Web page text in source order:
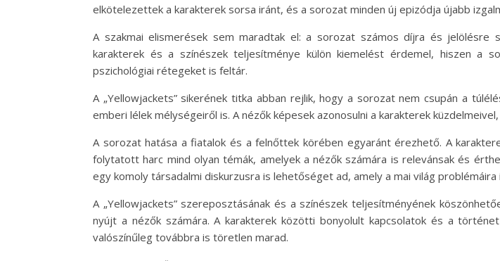
elkötelezettek a karakterek sorsa iránt, és a sorozat minden új epizódja újabb
A szakmai elismerések sem maradtak el: a sorozat számos díjra és jelölésre
karakterek és a színészek teljesítménye külön kiemelést érdemel, hiszen a
pszichológiai rétegeket is feltár.
A „Yellowjackets” sikerének titka abban rejlik, hogy a sorozat nem csupán a
emberi lélek mélységeiről is. A nézők képesek azonosulni a karakterek
A sorozat hatása a fiatalok és a felnőttek körében egyaránt érezhető. A
folytatott harc mind olyan témák, amelyek a nézők számára is relevánsak és
egy komoly társadalmi diskurzusra is lehetőséget ad, amely a mai világ problémáira
A „Yellowjackets” szereposztásának és a színészek teljesítményének
nyújt a nézők számára. A karakterek közötti bonyolult kapcsolatok és a
valószínűleg továbbra is töretlen marad.